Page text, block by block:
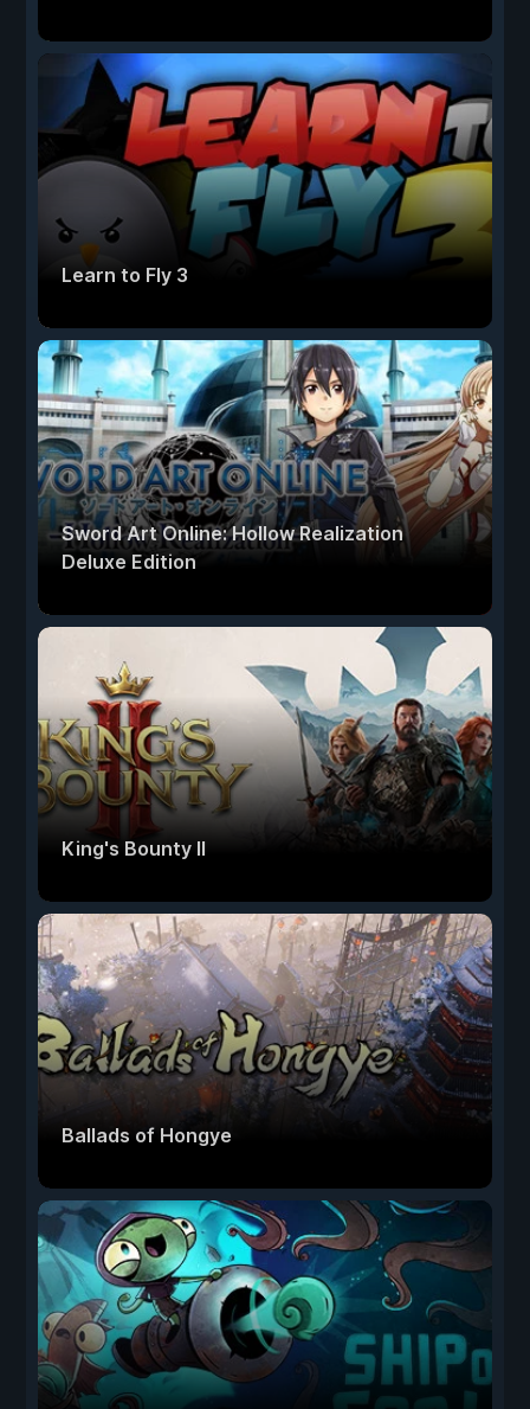
Learn to Fly 3
Sword Art Online: Hollow Realization
Deluxe Edition
King's Bounty II
Ballads of Hongye